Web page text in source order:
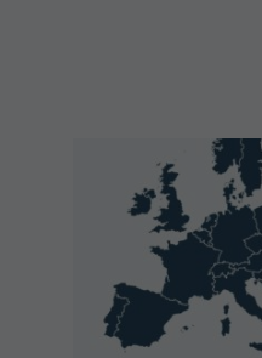
informazioni